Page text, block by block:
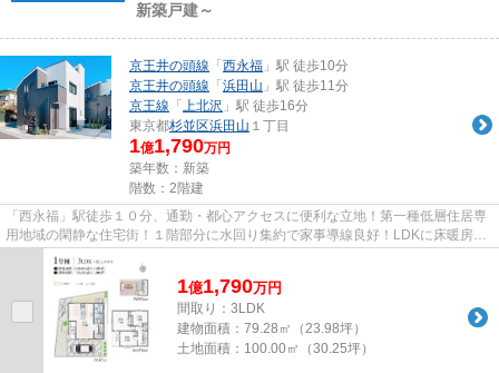
新築戸建～
京王井の頭線 「 西永福 」駅 徒歩10分
京王井の頭線 「 浜田山 」駅 徒歩11分
京王線 「 上北沢 」駅 徒歩16分
東京都杉並区浜田山 １丁目
1億1,790万円
築年数：新築
階数：2階建
「西永福」駅徒歩１０分、通勤・都心アクセスに便利な立地！第一種低層住居専
用地域の閑静な住宅街！１階部分に水回り集約で家事導線良好！LDKに床暖房付
きで寒い季節も快適です！
1億1,790万円
間取り：3LDK
建物面積： 79.28㎡（23.98坪）
土地面積： 100.00㎡（30.25坪）